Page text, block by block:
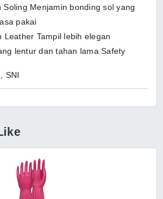
Soling Menjamin bonding sol yang
pakai
Leather Tampil lebih elegan
lentur dan tahan lama Safety
SNI